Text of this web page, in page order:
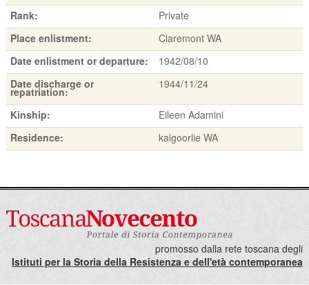
Rank:
Private
Place enlistment:
Claremont WA
Date enlistment or departure:
1942/08/10
Date discharge or
repatriation:
1944/11/24
Kinship:
Eileen Adamini
Residence:
kalgoorlie WA
promosso dalla rete toscana degli
Istituti per la Storia della Resistenza e dell'età contemporanea